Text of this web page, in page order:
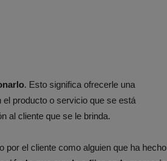
. Esto significa ofrecerle una
producto o servicio que se está
al cliente que se le brinda.
por el cliente como alguien que ha hecho